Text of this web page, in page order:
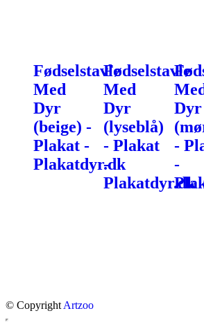
Fødselstavle
Med
Dyr
(beige) -
Plakat -
Plakatdyr.dk
Fødselstavle
Med
Dyr
(lyseblå)
- Plakat
-
Plakatdyr.dk
Dyr
-
-
© Copyright Artzoo